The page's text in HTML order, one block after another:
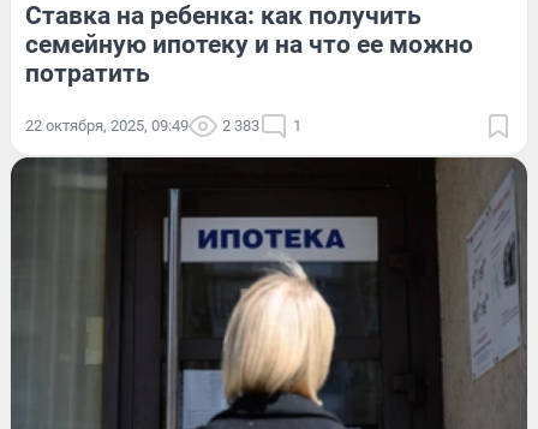
Ставка на ребенка: как получить
семейную ипотеку и на что ее можно
потратить
22 октября, 2025, 09:49 2 383 1